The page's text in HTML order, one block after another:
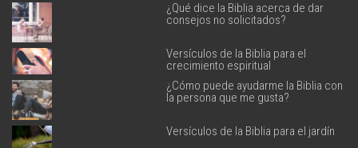
¿Qué dice la Biblia acerca de dar
consejos no solicitados?
Versículos de la Biblia para el
crecimiento espiritual
¿Cómo puede ayudarme la Biblia con
la persona que me gusta?
Versículos de la Biblia para el jardín